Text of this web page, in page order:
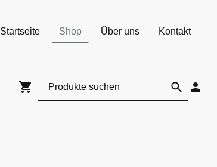
Startseite Shop Über uns Kontakt